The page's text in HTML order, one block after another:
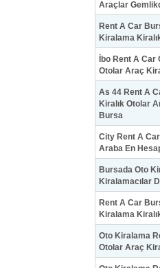
Araçlar
Rent A Car
Kiralama
İbo Rent A Car
Otolar Araç
As 44 Rent A
Kiralık Otolar
Bursa
City Rent A
Araba En
Bursada Oto
Kiralamacılar
Rent A Car
Kiralama
Oto Kiralama
Otolar Araç